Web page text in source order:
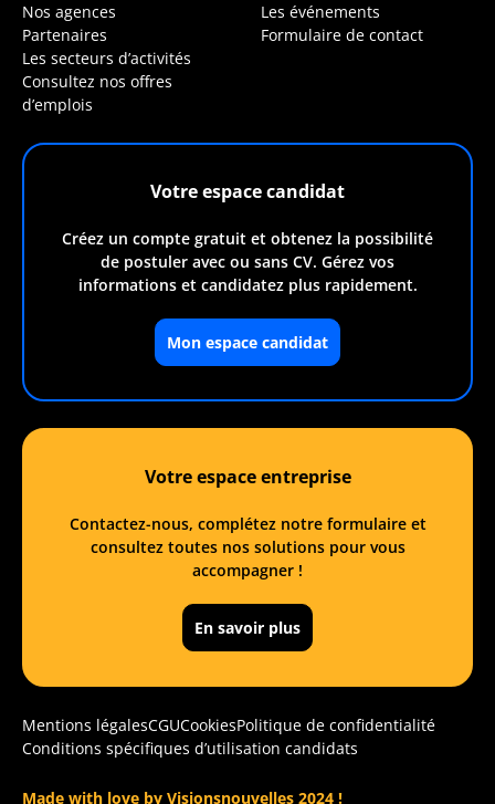
Nos agences
Partenaires
Les secteurs d’activités
Consultez nos offres
d’emplois
Les événements
Formulaire de contact
Votre espace candidat
Créez un compte gratuit et obtenez la possibilité
de postuler avec ou sans CV. Gérez vos
informations et candidatez plus rapidement.
Mon espace candidat
Votre espace entreprise
Contactez-nous, complétez notre formulaire et
consultez toutes nos solutions pour vous
accompagner !
En savoir plus
Mentions légalesCGUCookiesPolitique de confidentialité
Conditions spécifiques d’utilisation candidats
Made with love by Visionsnouvelles 2024 !